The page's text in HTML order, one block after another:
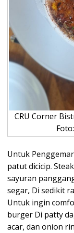
CRU Corner
Untuk
patut dicicip.
sayuran
segar, Di sedikit
Untuk ingin
burger Di patty
acar, dan onion